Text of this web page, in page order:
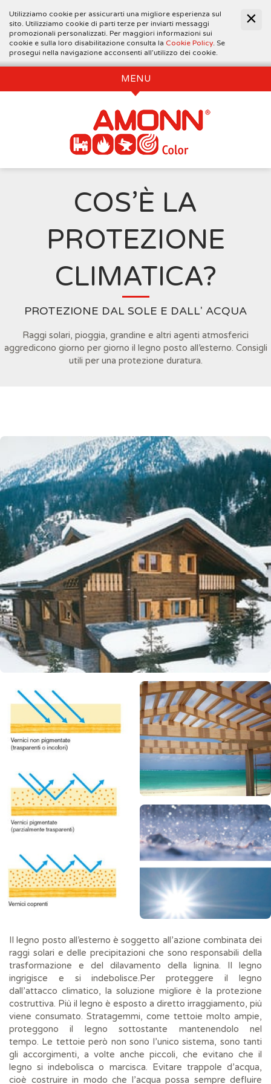
Utilizziamo cookie per assicurarti una migliore esperienza sul
sito. Utilizziamo cookie di parti terze per inviarti messaggi
promozionali personalizzati. Per maggiori informazioni sui
cookie e sulla loro disabilitazione consulta la Cookie Policy. Se
prosegui nella navigazione acconsenti all’utilizzo dei cookie.
MENU
COS’È LA
PROTEZIONE
CLIMATICA?
PROTEZIONE DAL SOLE E DALL' ACQUA
Raggi solari, pioggia, grandine e altri agenti atmosferici
aggredicono giorno per giorno il legno posto all’esterno. Consigli
utili per una protezione duratura.
Il legno posto all’esterno è soggetto all’azione combinata dei
raggi solari e delle precipitazioni che sono responsabili della
trasformazione e del dilavamento della lignina. Il legno
ingrigisce e si indebolisce.Per proteggere il legno
dall’attacco climatico, la soluzione migliore è la protezione
costruttiva. Più il legno è esposto a diretto irraggiamento, più
viene consumato. Stratagemmi, come tettoie molto ampie,
proteggono il legno sottostante mantenendolo nel
tempo. Le tettoie però non sono l’unico sistema, sono tanti
gli accorgimenti, a volte anche piccoli, che evitano che il
legno si indebolisca o marcisca. Evitare trappole d’acqua,
cioè costruire in modo che l’acqua possa sempre defluire